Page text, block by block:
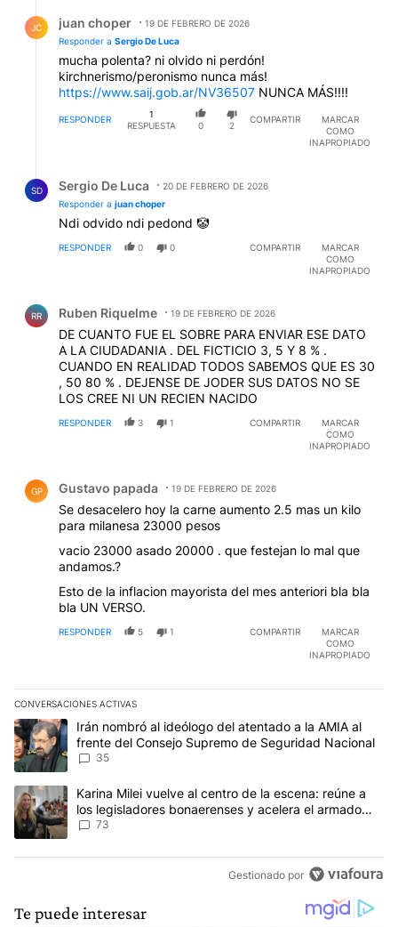
JC juan choper
19 DE FEBRERO DE 2026
Responder a Sergio De Luca
mucha polenta? ni olvido ni perdón!
kirchnerismo/peronismo nunca más!
https://www.saij.gob.ar/NV36507 NUNCA MÁS!!!!
RESPONDER
1
RESPUESTA
0 2
COMPARTIR
MARCAR
COMO
INAPROPIADO
SD Sergio De Luca
20 DE FEBRERO DE 2026
Responder a juan choper
Ndi odvido ndi pedond 🤡
RESPONDER 0 0 COMPARTIR
MARCAR
COMO
INAPROPIADO
RR Ruben Riquelme 19 DE FEBRERO DE 2026
DE CUANTO FUE EL SOBRE PARA ENVIAR ESE DATO
A LA CIUDADANIA . DEL FICTICIO 3, 5 Y 8 % .
CUANDO EN REALIDAD TODOS SABEMOS QUE ES 30
, 50 80 % . DEJENSE DE JODER SUS DATOS NO SE
LOS CREE NI UN RECIEN NACIDO
RESPONDER 3 1 COMPARTIR
MARCAR
COMO
INAPROPIADO
GP Gustavo papada 19 DE FEBRERO DE 2026
Se desacelero hoy la carne aumento 2.5 mas un kilo
para milanesa 23000 pesos
vacio 23000 asado 20000 . que festejan lo mal que
andamos.?
Esto de la inflacion mayorista del mes anteriori bla bla
bla UN VERSO.
RESPONDER 5 1 COMPARTIR
MARCAR
COMO
INAPROPIADO
CONVERSACIONES ACTIVAS
Este listado muestra los artículos con más comentarios en los
Un artículo de tendencia con el título "Irán nombró al ideólogo
Irán nombró al ideólogo del atentado a la AMIA al
frente del Consejo Supremo de Seguridad Nacional
35
Un artículo de tendencia con el título "Karina Milei vuelve al
Karina Milei vuelve al centro de la escena: reúne a
los legisladores bonaerenses y acelera el armado
para 2027
73
Gestionado por